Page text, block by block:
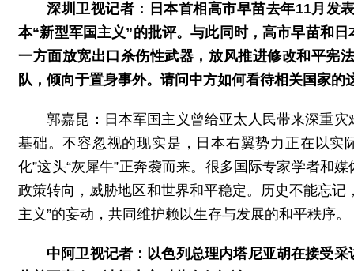
深圳卫视记者：日本首相高市早苗去年11月发
本“新型军国主义”的批评。与此同时，高市早苗和
一方面放宽出口杀伤性武器，放风推进修改和平宪
队，倾向于置身事外。请问中方如何看待相关国家的
郭嘉昆：日本军国主义曾给亚太人民带来深重
基础。不容忽视的现实是，日本右翼势力正在以实
化”这头“灰犀牛”正奔袭而来。很多国际专家学者和
政策转向，威胁地区和世界和平稳定。历史不能忘
主义”的妄动，共同维护赖以生存与发展的和平秩序。
中阿卫视记者：以色列总理内塔尼亚胡在接受